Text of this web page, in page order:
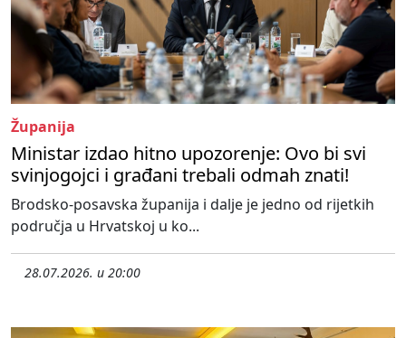
Županija
Ministar izdao hitno upozorenje: Ovo bi svi
svinjogojci i građani trebali odmah znati!
Brodsko-posavska županija i dalje je jedno od rijetkih
područja u Hrvatskoj u ko...
28.07.2026. u 20:00